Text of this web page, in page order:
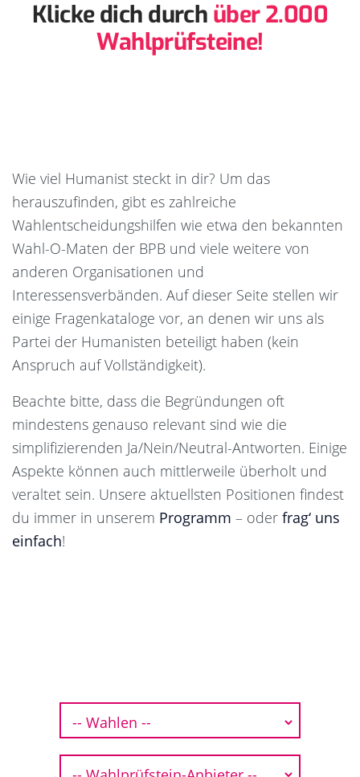
Klicke dich durch über 2.000
Wahlprüfsteine!
Wie viel Humanist steckt in dir? Um das
herauszufinden, gibt es zahlreiche
Wahlentscheidungshilfen wie etwa den bekannten
Wahl-O-Maten der BPB und viele weitere von
anderen Organisationen und
Interessensverbänden. Auf dieser Seite stellen wir
einige Fragenkataloge vor, an denen wir uns als
Partei der Humanisten beteiligt haben (kein
Anspruch auf Vollständigkeit).
Beachte bitte, dass die Begründungen oft
mindestens genauso relevant sind wie die
simplifizierenden Ja/Nein/Neutral-Antworten. Einige
Aspekte können auch mittlerweile überholt und
veraltet sein. Unsere aktuellsten Positionen findest
du immer in unserem Programm – oder frag‘ uns
einfach!